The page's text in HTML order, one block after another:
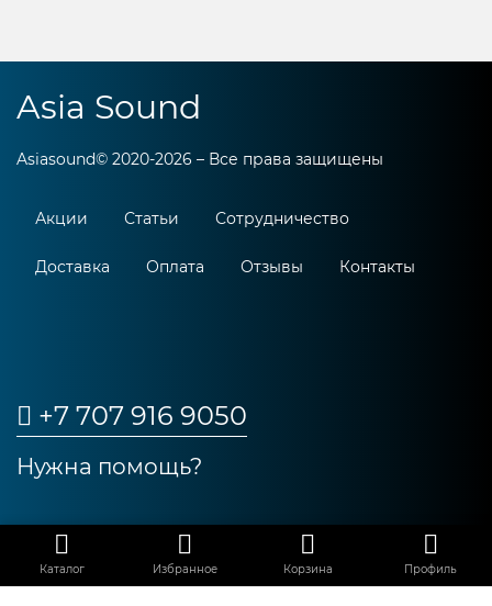
Asia Sound
Asiasound© 2020-2026 – Все права защищены
Акции Статьи Сотрудничество
Доставка Оплата Отзывы Контакты
+7 707 916 9050
Нужна помощь?
Каталог Избранное Корзина Профиль